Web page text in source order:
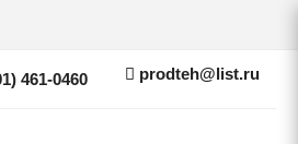
461-0460 prodteh@list.ru